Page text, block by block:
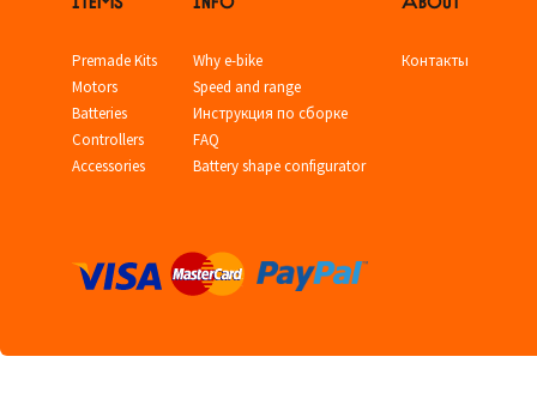
Premade Kits
Motors
Batteries
Controllers
Accessories
Why e-bike
Speed and range
Инструкция по сборке
FAQ
Battery shape configurator
Контакты